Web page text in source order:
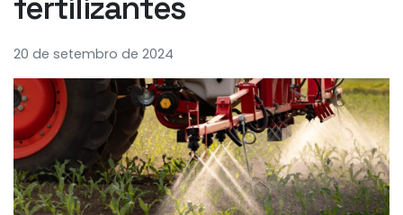
20 de setembro de 2024